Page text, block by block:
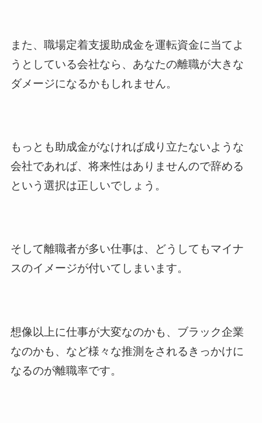
また、職場定着支援助成金を運転資金に当てよ
うとしている会社なら、あなたの離職が大きな
ダメージになるかもしれません。
もっとも助成金がなければ成り立たないような
会社であれば、将来性はありませんので辞める
という選択は正しいでしょう。
そして離職者が多い仕事は、どうしてもマイナ
スのイメージが付いてしまいます。
想像以上に仕事が大変なのかも、ブラック企業
なのかも、など様々な推測をされるきっかけに
なるのが離職率です。